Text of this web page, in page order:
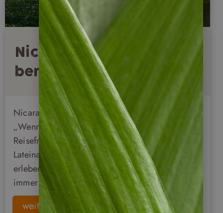
Nicaragua individuell
bereisen
Nicaragua individuell zu bereisen ist ohne
„Wenn und Aber“ die beste Art. Gerade für
Reisefreunde, die ein authentisches Stück
Lateinamerika mit spannender Geschichte
erleben möchten, ist dieses Fleckchen Erde noch
immer ein Geheimtipp.
weiterlesen